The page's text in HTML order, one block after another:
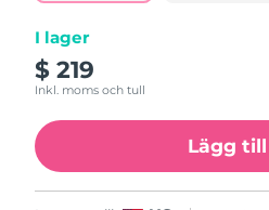
I lager
$ 219
Inkl. moms och tull
Lägg till